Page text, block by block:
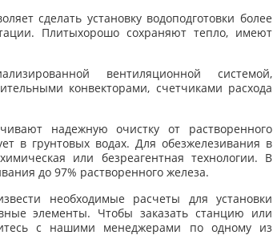
сделать установку водоподготовки более
Плитыхорошо сохраняют тепло, имеют
вентиляционной системой,
конвекторами, счетчиками расхода
надежную очистку от растворенного
в грунтовых водах. Для обезжелезивания в
или безреагентная технологии. В
до 97% растворенного железа.
необходимые расчеты для установки
элементы. Чтобы заказать станцию или
с нашими менеджерами по одному из